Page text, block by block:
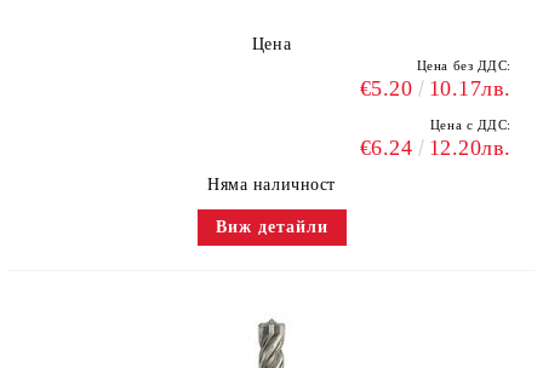
Цена
Цена без ДДС:
€5.20 10.17лв.
Цена с ДДС:
€6.24 12.20лв.
Няма наличност
Виж детайли